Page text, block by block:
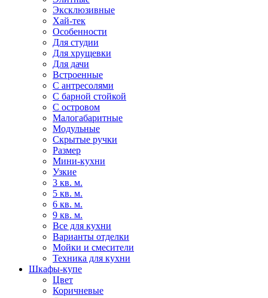
Эксклюзивные
Хай-тек
Особенности
Для студии
Для хрущевки
Для дачи
Встроенные
С антресолями
С барной стойкой
С островом
Малогабаритные
Модульные
Скрытые ручки
Размер
Мини-кухни
Узкие
3 кв. м.
5 кв. м.
6 кв. м.
9 кв. м.
Все для кухни
Варианты отделки
Мойки и смесители
Техника для кухни
Шкафы-купе
Цвет
Коричневые